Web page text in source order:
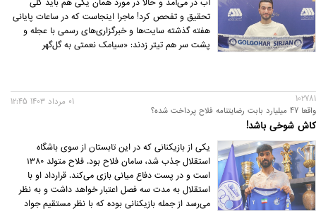
آب در می‌آمد و حالا در مورد همان یکی هم باید کلی
تحقیق و تفحص کرد! ماجرا اینجاست که در ساعات پایانی
هفته گذشته سایت‌ها و خبرگزاری‌های رسمی با عجله و
پشت سر هم تیتر زدند: «سیامک نعمتی به گل‌گهر
102781
واقعا 47 میلیارد بابت رضایتنامه فلاح پرداخت شده؟
کاش شوخی باشد!
01 مرداد 1403 12:45
یکی از بازیکنانی که در این تابستان از سوی باشگاه
استقلال جذب شد، سامان فلاح بود. فلاح متولد ۱۳۸۰
است و در پست دفاع میانی بازی می‌کند. قرارداد او با
استقلال به مدت سه فصل اعتبار خواهد داشت و به نظر
می‌رسد از جمله بازیکنانی بوده که با نظر مستقیم جواد